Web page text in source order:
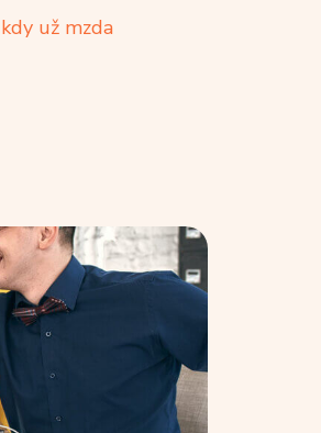
už mzda